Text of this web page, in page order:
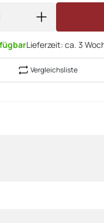
Lieferzeit: ca. 3
Vergleichsliste